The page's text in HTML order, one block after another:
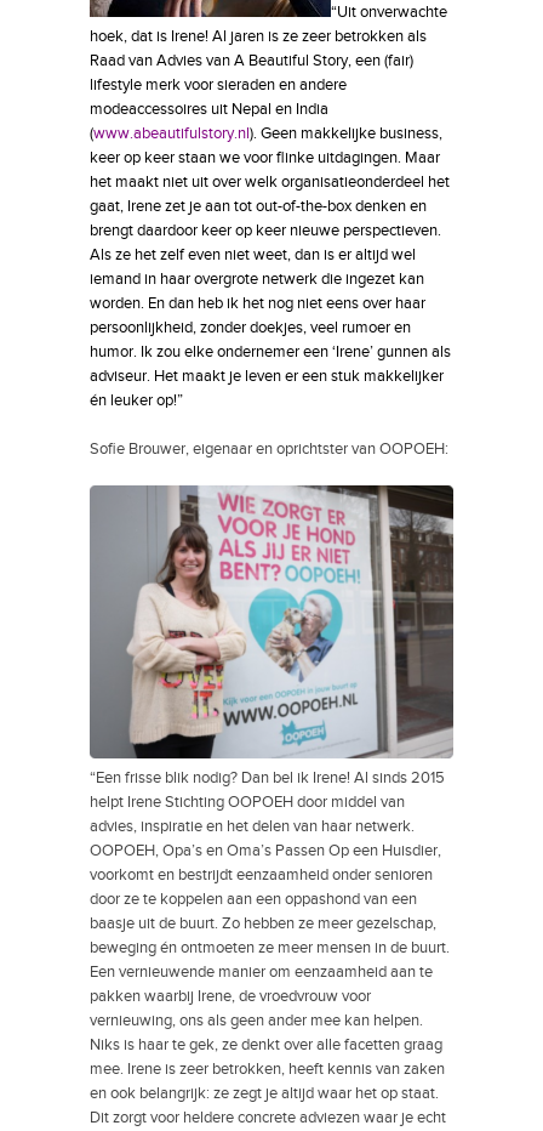
“Uit onverwachte
hoek, dat is Irene! Al jaren is ze zeer betrokken als
Raad van Advies van A Beautiful Story, een (fair)
lifestyle merk voor sieraden en andere
modeaccessoires uit Nepal en India
(www.abeautifulstory.nl). Geen makkelijke business,
keer op keer staan we voor flinke uitdagingen. Maar
het maakt niet uit over welk organisatieonderdeel het
gaat, Irene zet je aan tot out-of-the-box denken en
brengt daardoor keer op keer nieuwe perspectieven.
Als ze het zelf even niet weet, dan is er altijd wel
iemand in haar overgrote netwerk die ingezet kan
worden. En dan heb ik het nog niet eens over haar
persoonlijkheid, zonder doekjes, veel rumoer en
humor. Ik zou elke ondernemer een ‘Irene’ gunnen als
adviseur. Het maakt je leven er een stuk makkelijker
én leuker op!”
Sofie Brouwer, eigenaar en oprichtster van OOPOEH:
“Een frisse blik nodig? Dan bel ik Irene! Al sinds 2015
helpt IreneStichting OOPOEHdoor middel van
advies, inspiratie en het delen van haar netwerk.
OOPOEH, Opa’s en Oma’s Passen Op een Huisdier,
voorkomt en bestrijdt eenzaamheid onder senioren
door ze te koppelen aan een oppashond van een
baasje uit de buurt. Zo hebben ze meer gezelschap,
beweging én ontmoeten ze meer mensen in de buurt.
Een vernieuwende manier om eenzaamheid aan te
pakken waarbij Irene, de vroedvrouw voor
vernieuwing, ons als geen ander mee kan helpen.
Niks is haar te gek, ze denkt over alle facetten graag
mee. Irene is zeer betrokken, heeft kennis van zaken
en ook belangrijk: ze zegt je altijd waar het op staat.
Dit zorgt voor heldere concrete adviezen waar je echt